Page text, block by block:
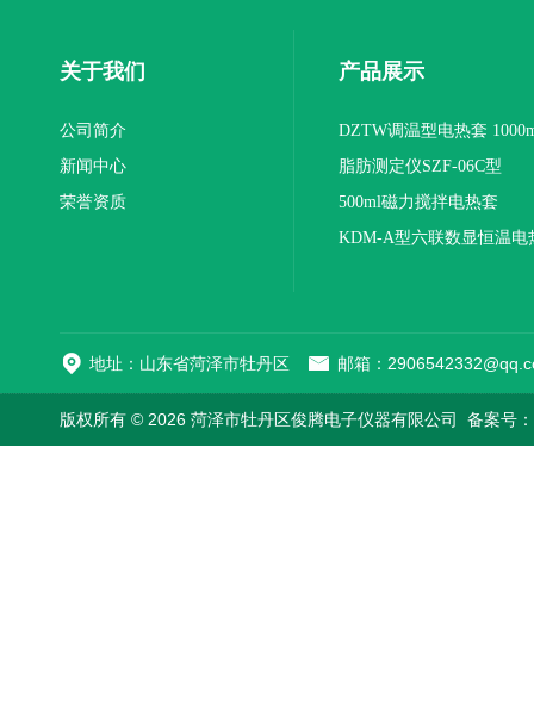
关于我们
公司简介
新闻中心
荣誉资质
产品展示
DZTW调温型电热套
联
脂肪测定仪SZF-06C型
500ml磁力搅拌电热套
KDM-A型六联数显恒温电
地址：山东省菏泽市牡丹区 邮箱：
版权所有 © 2026 菏泽市牡丹区俊腾电子仪器有限公司 备案号